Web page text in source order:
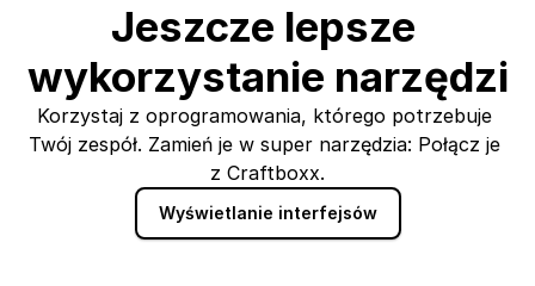
Jeszcze lepsze
wykorzystanie narzędzi
Korzystaj z oprogramowania, którego potrzebuje
Twój zespół. Zamień je w super narzędzia: Połącz je
z Craftboxx.
Wyświetlanie interfejsów